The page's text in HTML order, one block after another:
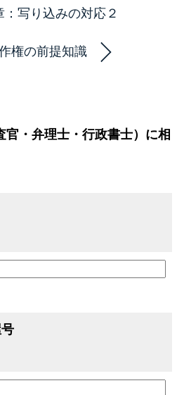
：写り込みの対応２
権の前提知識
官・弁理士・行政書士）に相